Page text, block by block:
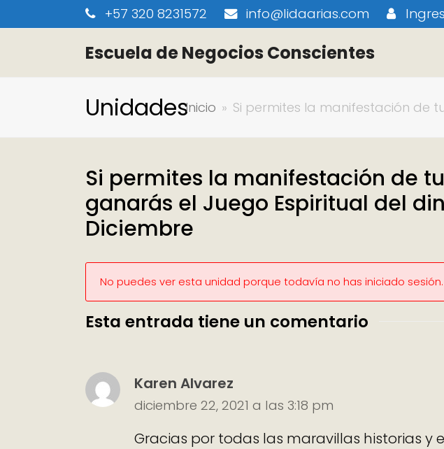
+57 320 8231572 info@lidaarias.com
Escuela de Negocios Conscientes
UnidadesInicio » Si permites la manifestación de
Si permites la manifestación de
ganarás el Juego Espiritual del
Diciembre
No puedes ver esta unidad porque todavía no has iniciado sesión.
Esta entrada tiene un comentario
Karen Alvarez
diciembre 22, 2021 a las 3:18 pm
Gracias por todas las maravillas historias y